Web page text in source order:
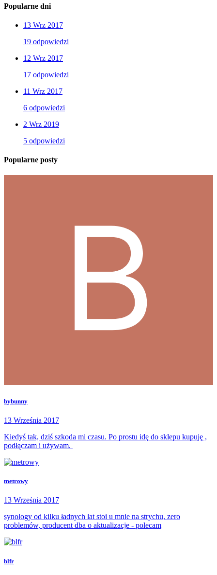
Popularne dni
13 Wrz 2017
19 odpowiedzi
12 Wrz 2017
17 odpowiedzi
11 Wrz 2017
6 odpowiedzi
2 Wrz 2019
5 odpowiedzi
Popularne posty
bybunny
13 Września 2017
Kiedyś tak, dziś szkoda mi czasu. Po prostu idę do sklepu kupuję ,
podłączam i używam.
metrowy
13 Września 2017
synology od kilku ładnych lat stoi u mnie na strychu, zero
problemów, producent dba o aktualizacje - polecam
blfr